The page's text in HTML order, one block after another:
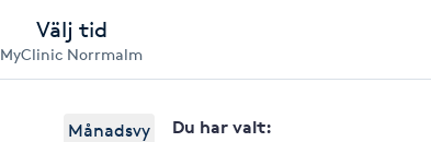
Välj tid
MyClinic Norrmalm
Månadsvy Du har valt: